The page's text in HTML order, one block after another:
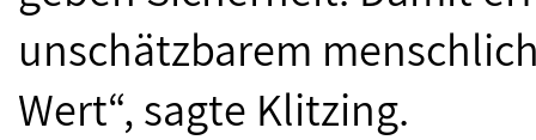
unschätzbarem
Wert“, sagte Klitzing.